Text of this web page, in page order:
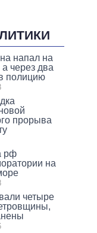
напал на
через два
полицию
прорыва
рф
на
четыре